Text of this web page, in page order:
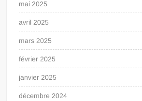
mai 2025
avril 2025
mars 2025
février 2025
janvier 2025
décembre 2024